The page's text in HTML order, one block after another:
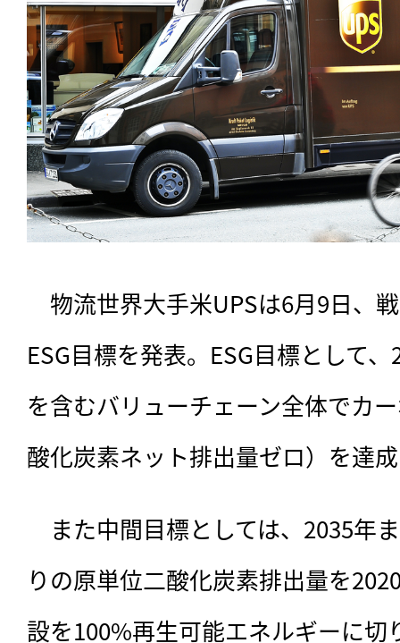
物流世界大手米UPSは6月9日、
ESG目標を発表。ESG目標として
を含むバリューチェーン全体でカ
酸化炭素ネット排出量ゼロ）を達
また中間目標としては、 2035年
りの原単位二酸化炭素排出量を
設を100%再生可能エネルギーに